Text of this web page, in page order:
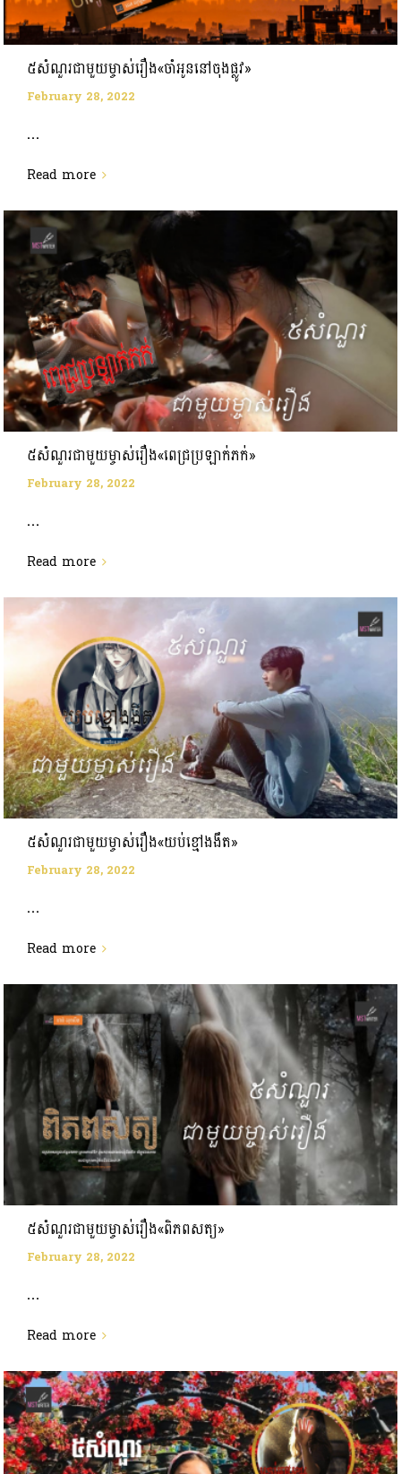
៥សំណួរជាមួយម្ចាស់រឿង«ចាំអូននៅចុងផ្លូវ»
February 28, 2022
...
Read more
៥សំណួរជាមួយម្ចាស់រឿង«ពេជ្រប្រឡាក់ភក់»
February 28, 2022
...
Read more
៥សំណួរជាមួយម្ចាស់រឿង«យប់ខ្មៅងងឹត»
February 28, 2022
...
Read more
៥សំណួរជាមួយម្ចាស់រឿង«ពិភពសត្យ»
February 28, 2022
...
Read more